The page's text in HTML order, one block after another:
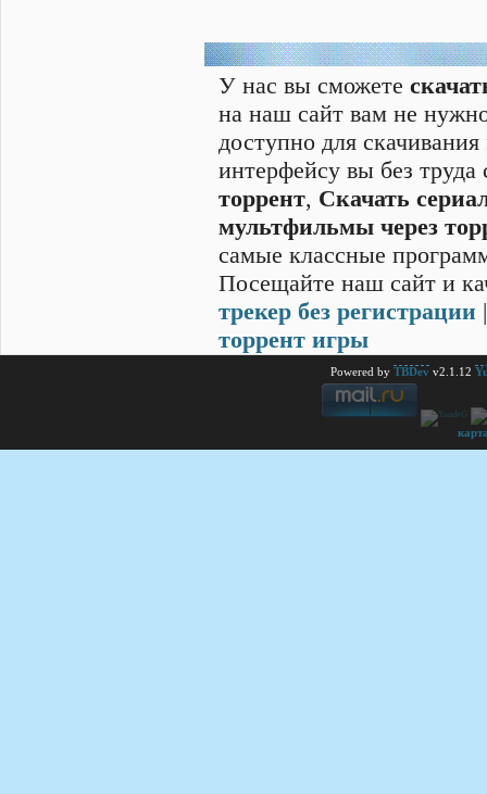
У нас вы сможете
на наш сайт вам не
доступно для
интерфейсу вы без
торрент, Скачать
мультфильмы через
самые классные
Посещайте наш сайт и
трекер без регистрации
торрент игры
Powered by TBDev v2.1.12